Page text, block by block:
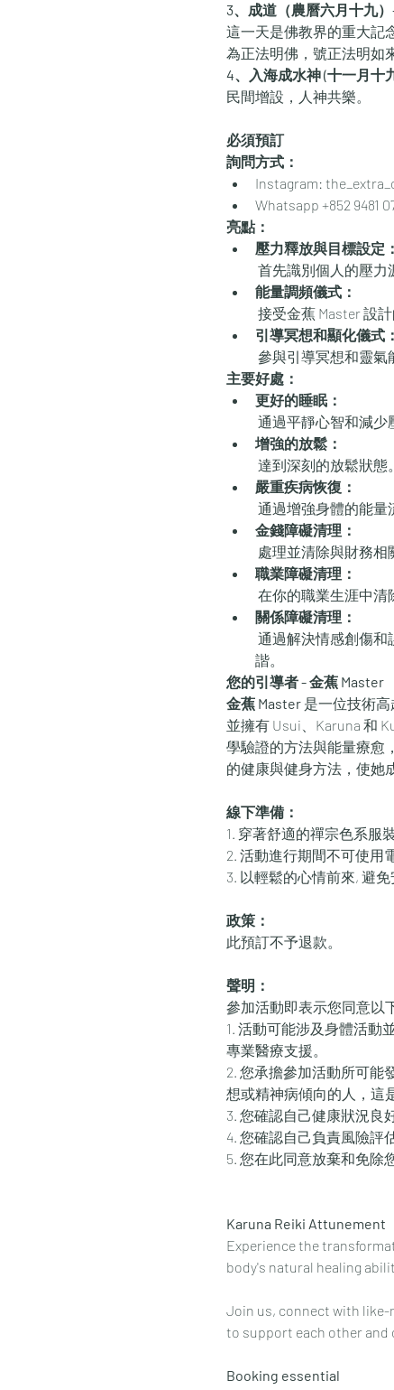
3、成道（農曆六月十九
這一天是佛教界的重大記
為正法明佛，號正法明如
4、入海成水神 (十一月十
民間增設，人神共樂。
必須預訂
詢問方式：
Instagram:
Whatsapp +852 9481
亮點：
壓力釋放與目標設定：
首先識別個人的壓力
能量調頻儀式：
接受金蕉 Master 設
引導冥想和顯化儀式：
參與引導冥想和靈氣
主要好處：
更好的睡眠：
通過平靜心智和減少
增強的放鬆：
達到深刻的放鬆狀態
嚴重疾病恢復：
通過增強身體的能量
金錢障礙清理：
處理並清除與財務相
職業障礙清理：
在你的職業生涯中清
關係障礙清理：
諧。
您的引導者 - 金蕉 Master
金蕉 Master 是一位技術
並擁有 Usui、Karuna 和
學驗證的方法與能量療愈
的健康與健身方法，使她
線下準備：
1. 穿著舒適的禪宗色系服
2. 活動進行期間不可使用
3. 以輕鬆的心情前來, 避
政策：
此預訂不予退款。
聲明：
參加活動即表示您同意以
1. 活動可能涉及身體活動
專業醫療支援。
2. 您承擔參加活動所可能
想或精神病傾向的人，這
3. 您確認自己健康狀況良
4. 您確認自己負責風險評
5. 您在此同意放棄和免除
Karuna Reiki Attunement
Experience the
body's natural healing
Join us, connect with like-
to support each other and
Booking essential